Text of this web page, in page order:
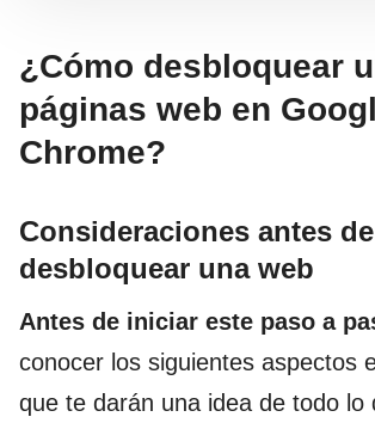
¿Cómo desbloquear
páginas web en
Chrome?
Consideraciones antes de
desbloquear una web
Antes de iniciar este paso a
conocer los siguientes aspectos
que te darán una idea de todo lo